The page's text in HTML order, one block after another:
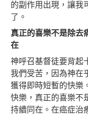
的副作用出現，讓我
了。
真正的喜樂不是除去
在
神呼召基督徒要背起
我們受苦，因為神在
獲得即時短暫的快樂
快樂，真正的喜樂不
持續同在。在癌症治